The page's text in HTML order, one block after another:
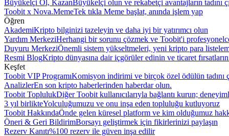
Büyükelçi Ol, KazanBüyükelçi olun ve rekabetçi avantajların tadını
Toobit x Nova.MemeTek tıkla Meme başlat, anında işlem yap
Öğren
AkademiKripto bilginizi tazeleyin ve daha iyi bir yatırımcı olun
Yardım MerkeziHerhangi bir sorunu çözmek ve Toobit'i
Duyuru MerkeziÖnemli sistem yükseltmeleri, yeni kripto para
Resmi BlogKripto dünyasına dair içgörüler edinin ve ticaret
Keşfet
Toobit VIP ProgramıKomisyon indirimi ve birçok özel ödülün tadını
AnalizlerEn son kripto haberlerinden haberdar olun.
Toobit ToplulukDiğer Toobit kullanıcılarıyla bağlantı kurun;
3 yıl birlikteYolculuğumuzu ve onu inşa eden topluluğu kutluyoruz
Toobit HakkındaÖnde gelen küresel platform ve kim olduğumuz
Öneri & Geri BildirimBorsayı geliştirmek için fikirlerinizi paylaşın
Rezerv Kanıtı%100 rezerv ile güven inşa edilir